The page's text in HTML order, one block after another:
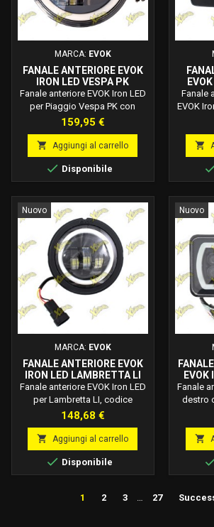
MARCA: EVOK
FANALE ANTERIORE EVOK
IRON LED VESPA PK
DISEGNO PX 246472203
Fanale anteriore EVOK Iron LED
per Piaggio Vespa PK con
design tipo PX, codice
246472203. Luce LED 12V
6000K con convertitore di
tensione antisfarfallio incluso.
Ricambio performance
Plug&amp;Play.
Prezzo
159,95 €
 Aggiungi al carrello
 Disponibile
Fanale
EVOK
Luce

Nuovo
MARCA: EVOK
FANALE ANTERIORE EVOK
IRON LED LAMBRETTA LI
246472191
Fanale anteriore EVOK Iron LED
per Lambretta LI, codice
246472191. Luce LED 12V
6000K, completo di convertitore
di tensione Plug&amp;Play,
ideale come ricambio
performance.
Prezzo
148,68 €
 Aggiungi al carrello
 Disponibile
Nuovo
EVOK
APE
Fanale
destro
12V,
1 2 3 27